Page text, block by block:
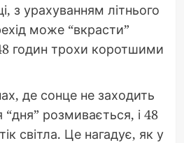
з урахуванням літнього
може “вкрасти”
годин трохи коротшими
де сонце не заходить
розмивається, і 48
світла. Це нагадує, як у